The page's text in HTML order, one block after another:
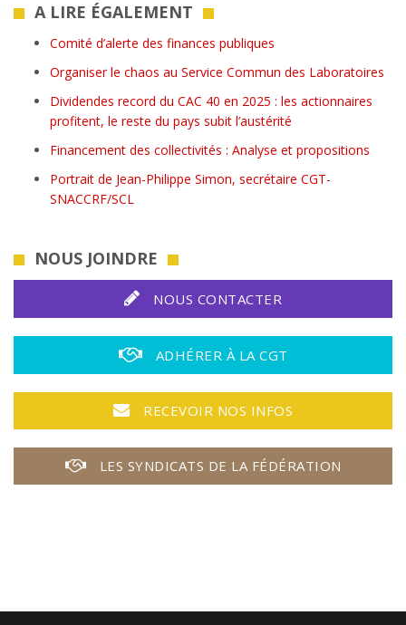
A LIRE ÉGALEMENT
Comité d’alerte des finances publiques
Organiser le chaos au Service Commun des Laboratoires
Dividendes record du CAC 40 en 2025 : les actionnaires
profitent, le reste du pays subit l’austérité
Financement des collectivités : Analyse et propositions
Portrait de Jean-Philippe Simon, secrétaire CGT-
SNACCRF/SCL
NOUS JOINDRE
NOUS CONTACTER
ADHÉRER À LA CGT
RECEVOIR NOS INFOS
LES SYNDICATS DE LA FÉDÉRATION